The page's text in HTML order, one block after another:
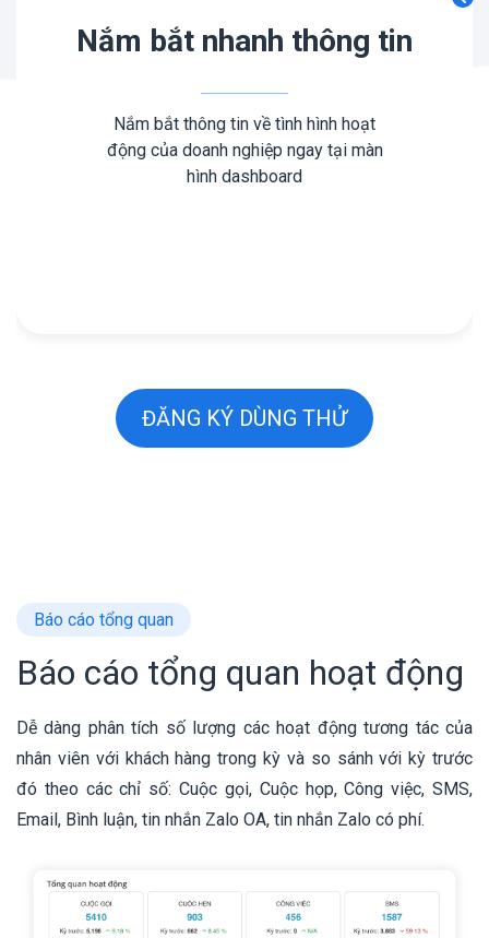
Nắm bắt nhanh thông tin
Nắm bắt thông tin về tình hình hoạt
động của doanh nghiệp ngay tại màn
hình dashboard
ĐĂNG KÝ DÙNG THỬ
Báo cáo tổng quan
Báo cáo tổng quan hoạt động
Dễ dàng phân tích số lượng các hoạt động tương tác của
nhân viên với khách hàng trong kỳ và so sánh với kỳ trước
đó theo các chỉ số: Cuộc gọi, Cuộc họp, Công việc, SMS,
Email, Bình luận, tin nhắn Zalo OA, tin nhắn Zalo có phí.